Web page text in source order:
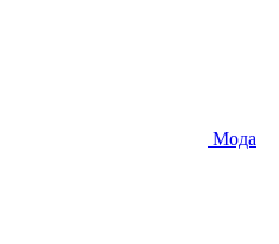
Мода